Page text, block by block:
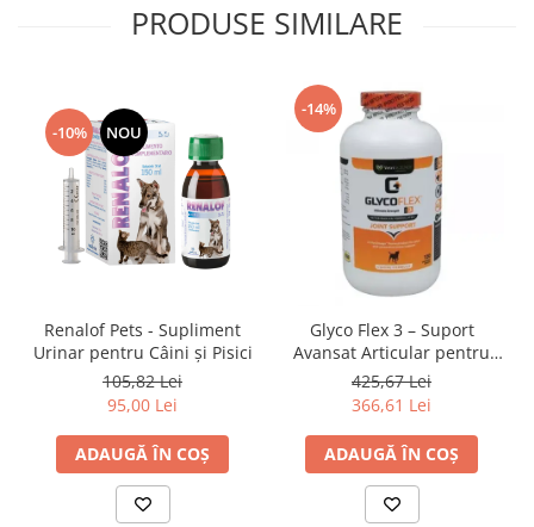
PRODUSE SIMILARE
-10% NOU
Renalof Pets - Supliment
Urinar pentru Câini și Pisici
105,82 Lei
95,00 Lei
ADAUGĂ ÎN COȘ
-14%
Glyco Flex 3 – Suport
Avansat Articular pentru
Câini
425,67 Lei
366,61 Lei
ADAUGĂ ÎN COȘ